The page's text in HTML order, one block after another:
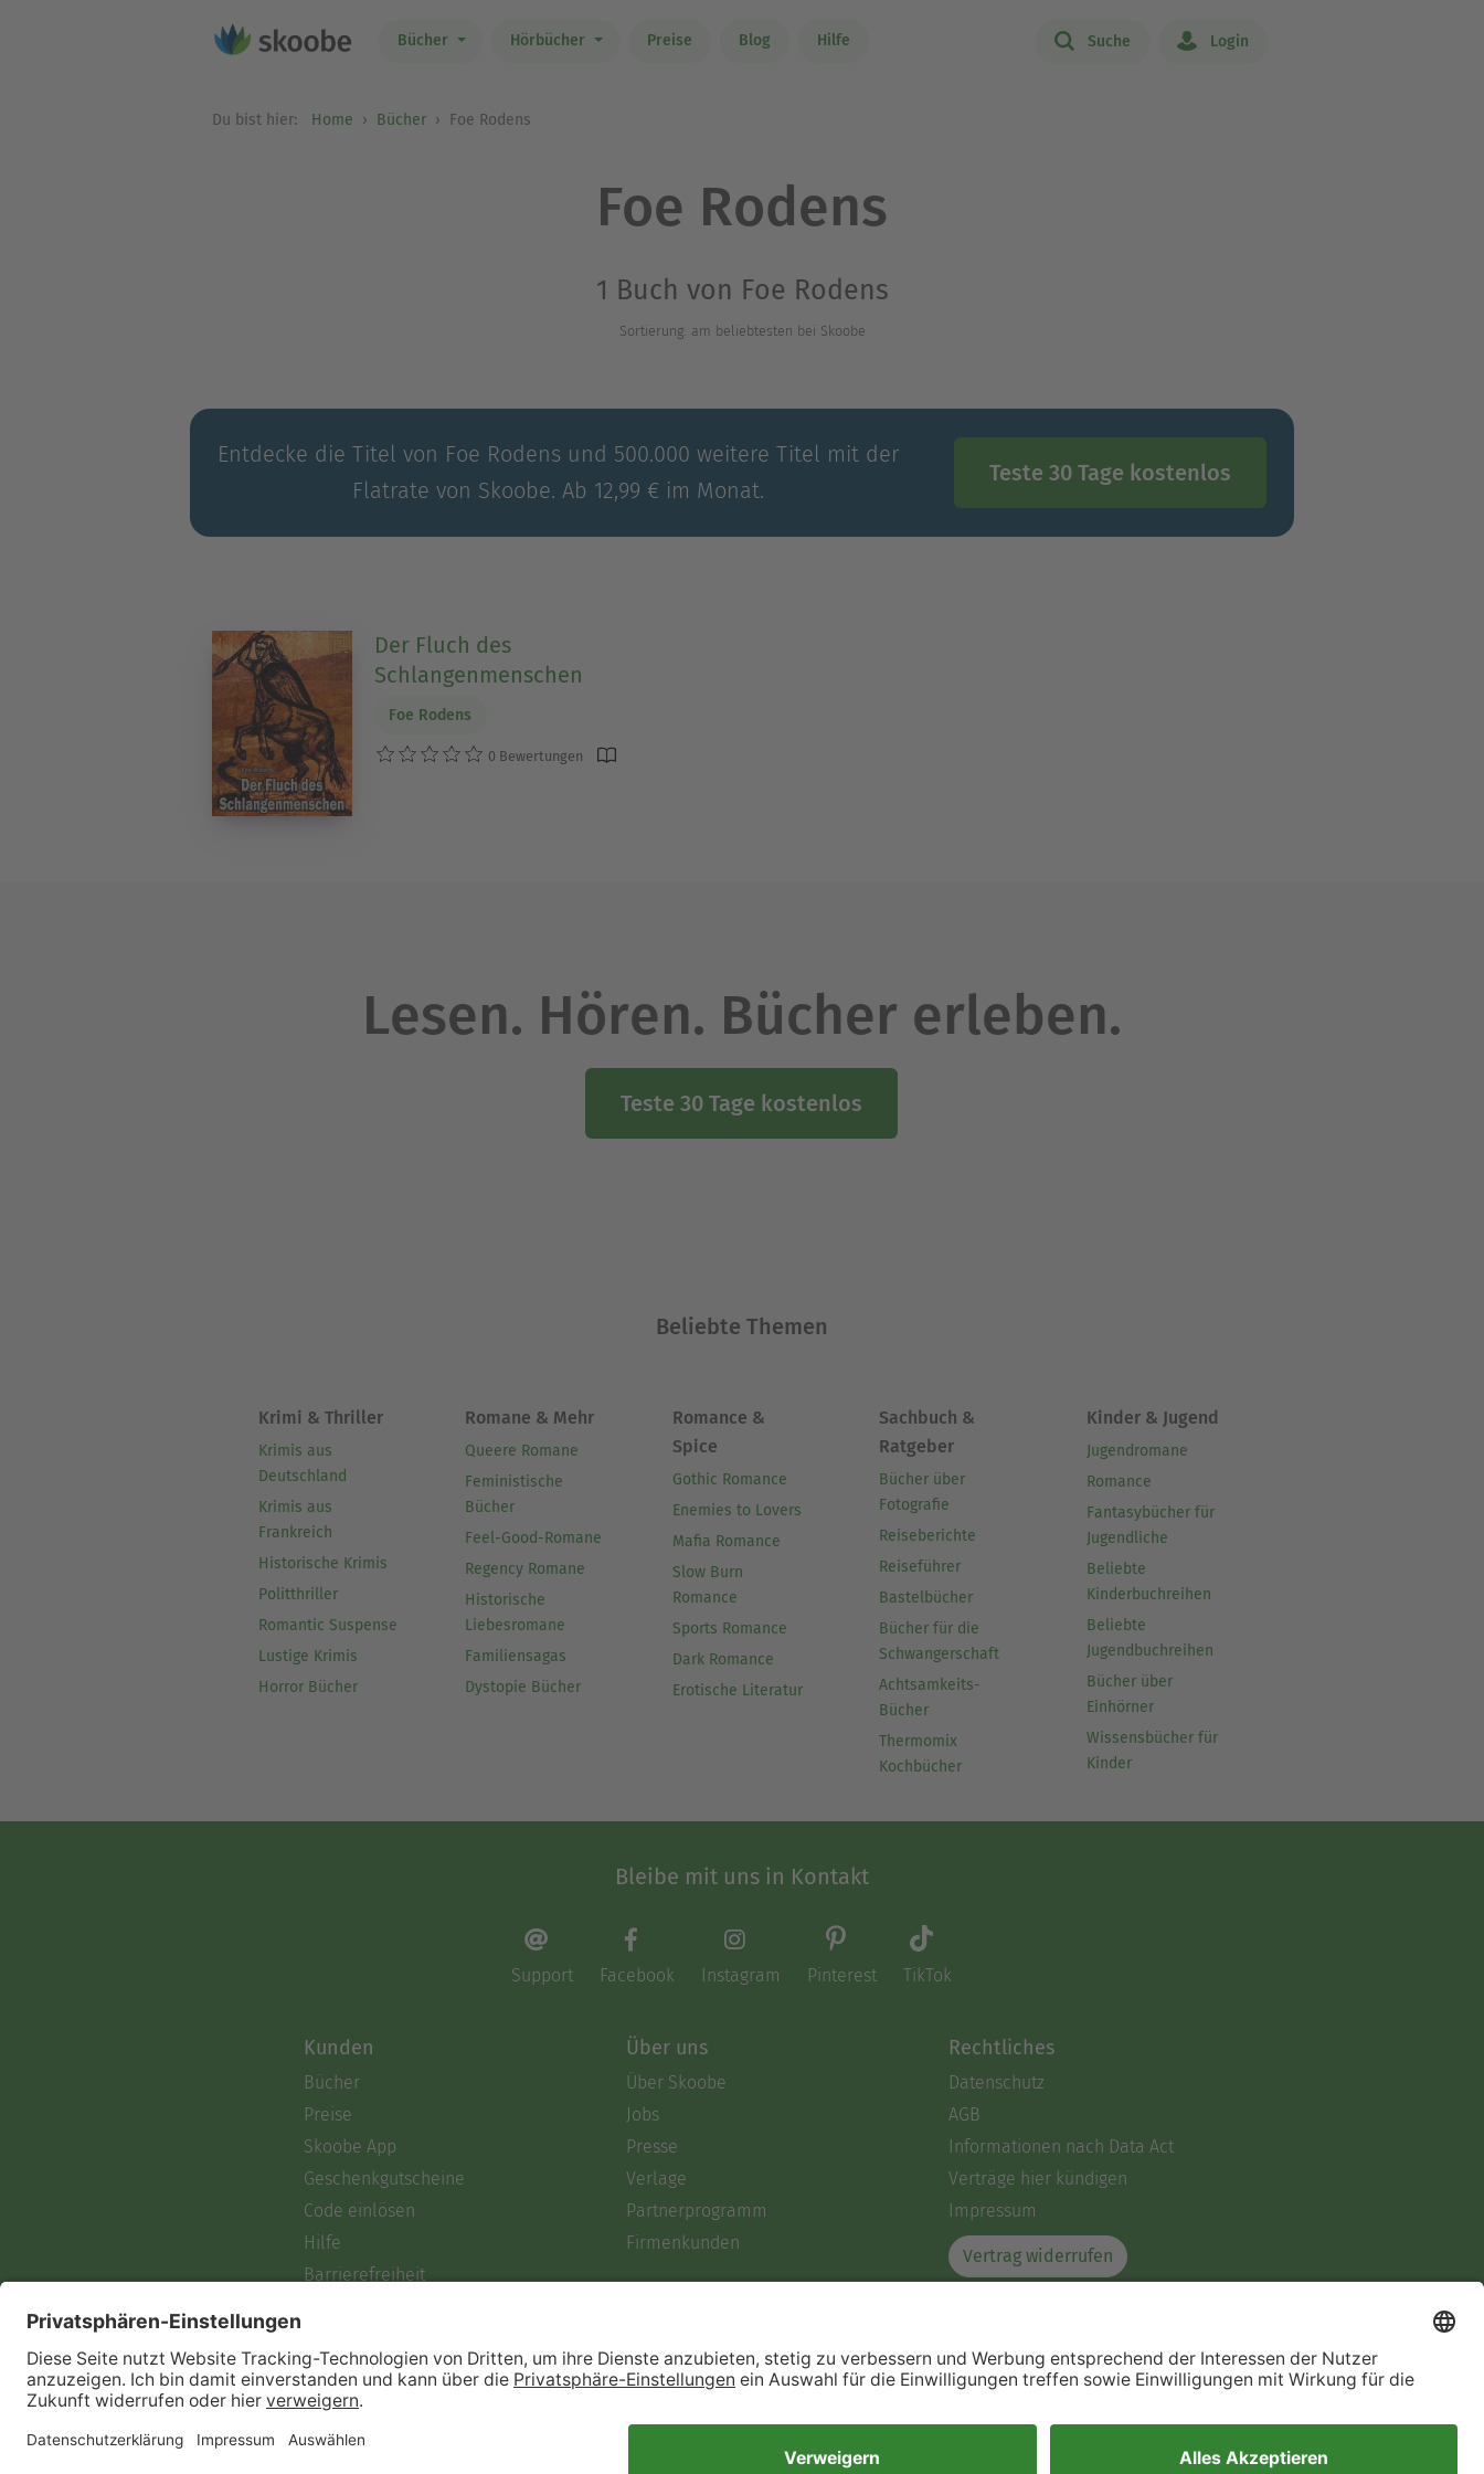
Bücher Hörbücher Preise Blog Hilfe Suche Login
Du bist hier: Home Bücher Foe Rodens
Foe Rodens
1 Buch von Foe Rodens
Sortierung: am beliebtesten bei Skoobe
Entdecke die Titel von Foe Rodens und 500.000 weitere Titel mit der
Flatrate von Skoobe. Ab 12,99 € im Monat.
Teste 30 Tage kostenlos
Der Fluch des
Schlangenmenschen
Foe Rodens
0 Bewertungen
Lesen. Hören. Bücher erleben.
Teste 30 Tage kostenlos
Beliebte Themen
Krimi & Thriller
Krimis aus
Deutschland
Krimis aus
Frankreich
Historische Krimis
Politthriller
Romantic Suspense
Lustige Krimis
Horror Bücher
Romane & Mehr
Queere Romane
Feministische
Bücher
Feel-Good-Romane
Regency Romane
Historische
Liebesromane
Familiensagas
Dystopie Bücher
Romance &
Spice
Gothic Romance
Enemies to Lovers
Mafia Romance
Slow Burn
Romance
Sports Romance
Dark Romance
Erotische Literatur
Sachbuch &
Ratgeber
Bücher über
Fotografie
Reiseberichte
Reiseführer
Bastelbücher
Bücher für die
Schwangerschaft
Achtsamkeits-
Bücher
Thermomix
Kochbücher
Kinder & Jugend
Jugendromane
Romance
Fantasybücher für
Jugendliche
Beliebte
Kinderbuchreihen
Beliebte
Jugendbuchreihen
Bücher über
Einhörner
Wissensbücher für
Kinder
Bleibe mit uns in Kontakt
Support Facebook Instagram Pinterest TikTok
Kunden
Bücher
Preise
Skoobe App
Geschenkgutscheine
Code einlösen
Hilfe
Barrierefreiheit
Über uns
Über Skoobe
Jobs
Presse
Verlage
Partnerprogramm
Firmenkunden
Rechtliches
Datenschutz
AGB
Informationen nach Data Act
Verträge hier kündigen
Impressum
Vertrag widerrufen
Immer ein gutes Buch